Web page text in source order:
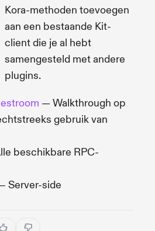
Kora-methoden toevoegen
aan een bestaande Kit-
client die je al hebt
samengesteld met andere
plugins.
— Walkthrough op
gebruik van
beschikbare RPC-
Server-side